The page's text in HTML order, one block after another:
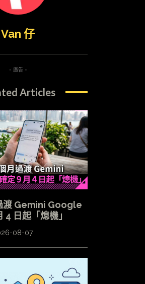
Van 仔
- 廣告 -
Articles
渡 Gemini Google
4 日起「熄機」
08-07